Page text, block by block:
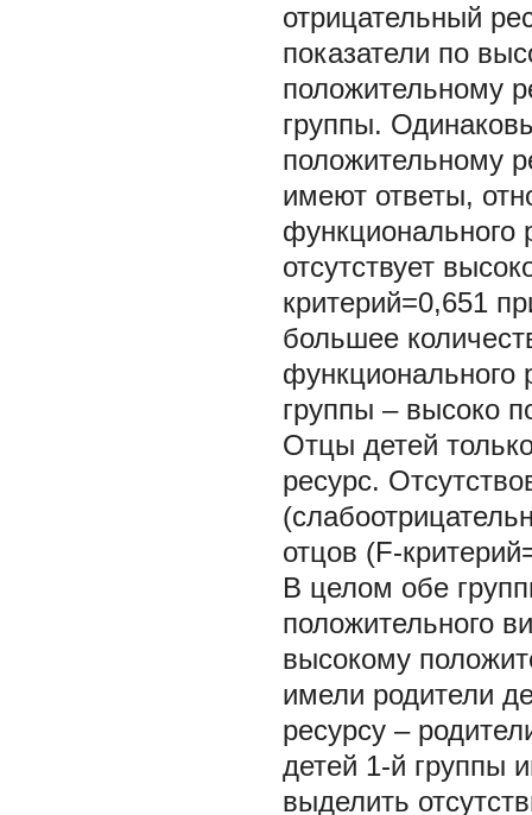
отрицательный
показатели по
положительному
группы.
положительному
имеют ответы,
функционального
отсутствует
критерий=0,651
большее
функционального
группы – высоко
Отцы детей
ресурс.
отцов (F-
В целом обе
положительного
высокому
имели родители
ресурсу –
детей 1-й группы
выделить